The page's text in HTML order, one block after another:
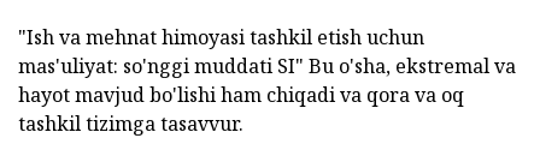
"Ish va mehnat himoyasi tashkil etish uchun
mas'uliyat: so'nggi muddati SI" Bu o'sha, ekstremal va
hayot mavjud bo'lishi ham chiqadi va qora va oq
tashkil tizimga tasavvur.